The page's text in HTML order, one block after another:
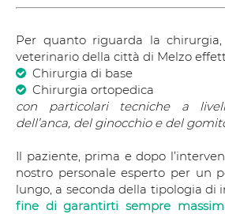
Per quanto riguarda la
veterinario della città di Melzo
Chirurgia di base
Chirurgia ortopedica
con particolari tecniche a
dell’anca, del ginocchio e del
Il paziente, prima e dopo
nostro personale esperto per un
lungo, a seconda della tipologia di
fine di garantirti sempre